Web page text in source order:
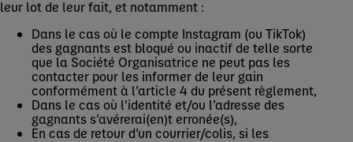
leur lot de leur fait, et notamment :
Dans le cas où le compte Instagram (ou TikTok)
des gagnants est bloqué ou inactif de telle sorte
que la Société Organisatrice ne peut pas les
contacter pour les informer de leur gain
conformément à l’article 4 du présent règlement,
Dans le cas où l’identité et/ou l’adresse des
gagnants s’avérerai(en)t erronée(s),
En cas de retour d’un courrier/colis, si les